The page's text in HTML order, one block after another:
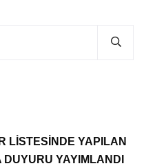
LİSTESİNDE YAPILAN
YAYIMLANDI